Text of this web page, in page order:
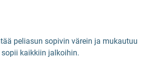
peliasun sopivin värein ja mukautuu
kaikkiin jalkoihin.